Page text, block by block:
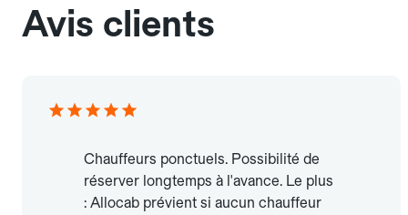
Avis clients
Chauffeurs ponctuels. Possibilité de
réserver longtemps à l'avance. Le plus
: Allocab prévient si aucun chauffeur